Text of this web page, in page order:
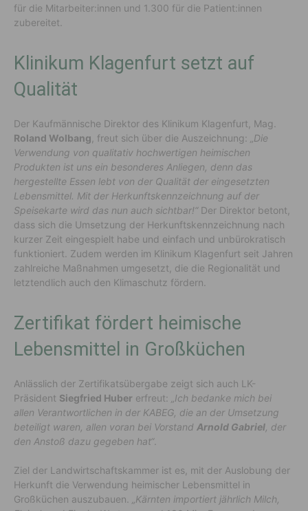
für die Mitarbeiter:innen und 1.300 für die Patient:innen
zubereitet.
Klinikum Klagenfurt setzt auf
Qualität
Der Kaufmännische Direktor des Klinikum Klagenfurt, Mag.
Roland Wolbang , freut sich über die Auszeichnung:
„Die
Verwendung von qualitativ hochwertigen heimischen
Produkten ist uns ein besonderes Anliegen, denn das
hergestellte Essen lebt von der Qualität der eingesetzten
Lebensmittel. Mit der Herkunftskennzeichnung auf der
Speisekarte wird das nun auch sichtbar!“ Der Direktor betont,
dass sich die Umsetzung der Herkunftskennzeichnung nach
kurzer Zeit eingespielt habe und einfach und unbürokratisch
funktioniert. Zudem werden im Klinikum Klagenfurt seit Jahren
zahlreiche Maßnahmen umgesetzt, die die Regionalität und
letztendlich auch den Klimaschutz fördern.
Zertifikat fördert heimische
Lebensmittel in Großküchen
Anlässlich der Zertifikatsübergabe zeigt sich auch LK-
Präsident Siegfried Huber erfreut:
„Ich bedanke mich bei
allen Verantwortlichen in der KABEG, die an der Umsetzung
beteiligt waren, allen voran bei Vorstand Arnold Gabriel , der
den Anstoß dazu gegeben hat“.
Ziel der Landwirtschaftskammer ist es, mit der Auslobung der
Herkunft die Verwendung heimischer Lebensmittel in
Großküchen auszubauen.
„Kärnten importiert jährlich Milch,